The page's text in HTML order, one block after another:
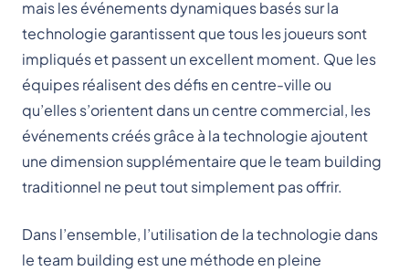
mais les événements dynamiques basés sur la
technologie garantissent que tous les joueurs sont
impliqués et passent un excellent moment. Que les
équipes réalisent des défis en centre-ville ou
qu’elles s’orientent dans un centre commercial, les
événements créés grâce à la technologie ajoutent
une dimension supplémentaire que le team building
traditionnel ne peut tout simplement pas offrir.
Dans l’ensemble, l’utilisation de la technologie dans
le team building est une méthode en pleine